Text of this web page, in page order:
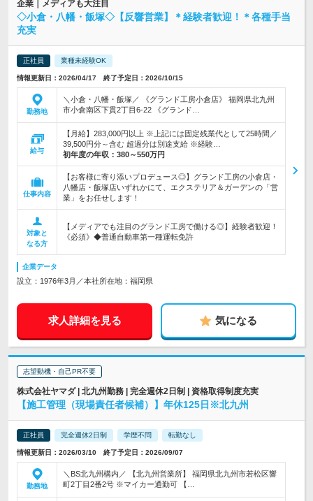
企業｜メディアも大注目
◇小倉・八幡・飯塚◇【反響営業】＊経験者歓迎！＊各種手当
充実
正社員 業種未経験OK
情報更新日：2026/04/17 終了予定日：2026/10/15
勤務地
＼小倉・八幡・飯塚／ 《グランド工房小倉店》 福岡県北九州
市小倉南区下貫2丁目6-22 《グランド…
給与
【月給】283,000円以上 ※上記には固定残業代として25時間／
39,500円分～含む 超過分は別途支給 ※経験…
初年度の年収： 380～550万円
仕事内容
【お客様に寄り添いプロデュース◎】グランド工房の小倉店・
八幡店・飯塚店いずれかにて、エクステリア＆ガーデンの「営
業」をお任せします！
対象と
なる方
【メディアでも注目のグランド工房で働ける◎】経験者歓迎！
《必須》◆普通自動車第一種運転免許
企業データ
設立：1976年3月／本社所在地：福岡県
求人詳細を見る 気になる
志望動機・自己PR不要
株式会社ヤマダ | 北九州勤務 | 完全週休2日制 | 資格取得制度充実
【施工管理（現場責任者候補）】年休125日※北九州
正社員 完全週休2日制 学歴不問 転勤なし
情報更新日：2026/03/10 終了予定日：2026/09/07
勤務地
＼BS北九州構内／ 【北九州営業所】 福岡県北九州市若松区響
町2丁目2番2号 ※マイカー通勤可 【…